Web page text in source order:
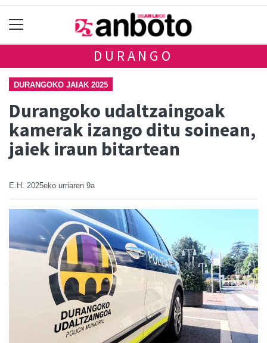
DURANGO
DURANGOKO JAIAK 2025
Durangoko udaltzaingoak
kamerak izango ditu soinean,
jaiek iraun bitartean
E.H. 2025eko urriaren 9a